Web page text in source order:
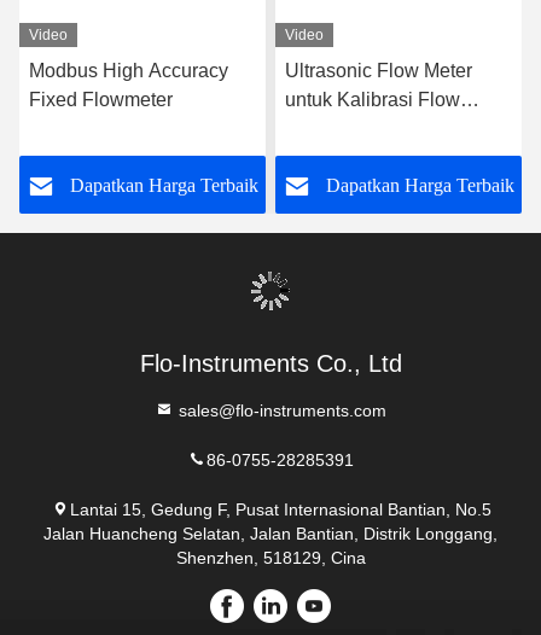
Telp: 86-0755-28285391
Hubungi Sekarang
Kirim